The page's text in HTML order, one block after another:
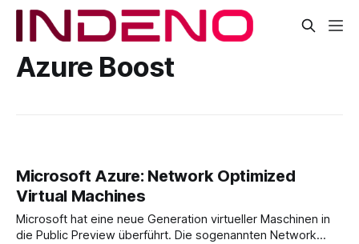
Azure Boost
Microsoft Azure: Network Optimized
Virtual Machines
Microsoft hat eine neue Generation virtueller Maschinen in
die Public Preview überführt. Die sogenannten Network